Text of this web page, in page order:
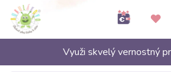
Využi skvelý vernostný